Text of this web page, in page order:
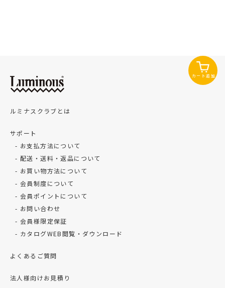
カート追加
ルミナスクラブとは
サポート
お支払方法について
配送・送料・返品について
お買い物方法について
会員制度について
会員ポイントについて
お問い合わせ
会員様限定保証
カタログWEB閲覧・ダウンロード
よくあるご質問
法人様向けお見積り